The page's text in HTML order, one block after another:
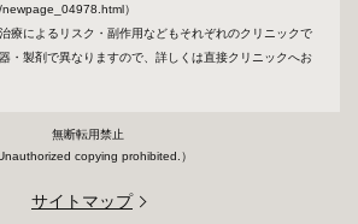
）
療によるリスク・副作用などもそれぞれのクリニックで
・製剤で異なりますので、詳しくは直接クリニックへお
無断転用禁止
Unauthorized copying prohibited.）
サイトマップ